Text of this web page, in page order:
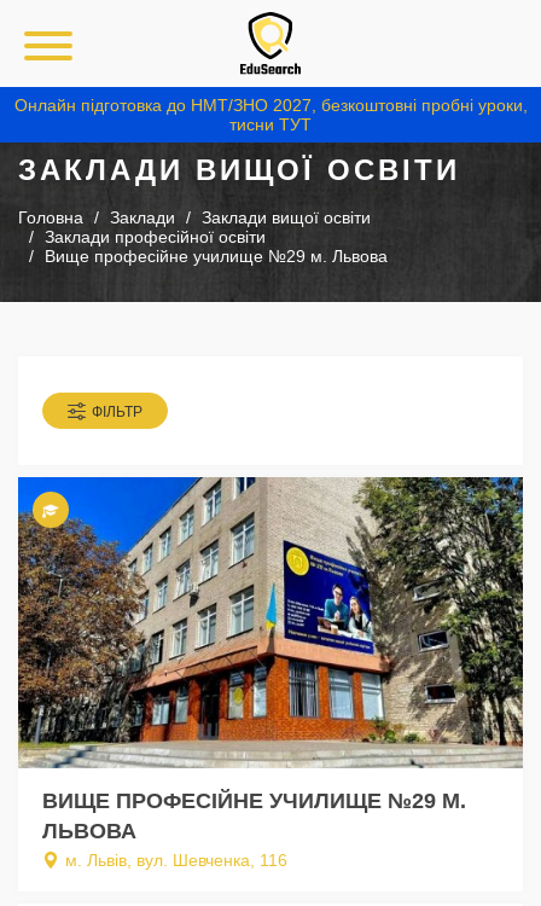
Онлайн підготовка до НМТ/ЗНО 2027, безкоштовні пробні уроки,
тисни ТУТ
ЗАКЛАДИ ВИЩОЇ ОСВІТИ
Головна Заклади
Заклади вищої освіти
Заклади професійної освіти
Вище професійне училище №29 м. Львова
ФІЛЬТР
ВИЩЕ ПРОФЕСІЙНЕ УЧИЛИЩЕ №29 М.
ЛЬВОВА
м. Львів, вул. Шевченка, 116